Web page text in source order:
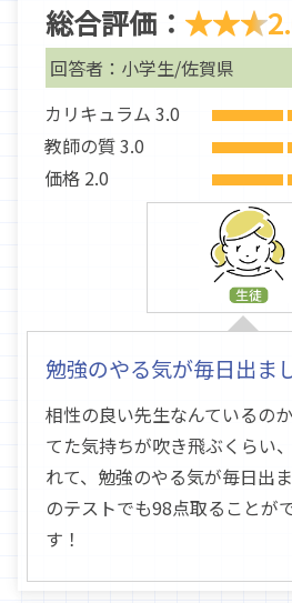
総合評価： ★★★
回答者：小学生/佐賀県
カリキュラム 3.0
教師の質 3.0
価格 2.0
勉強のやる気が毎日出ま
相性の良い先生なんているの
てた気持ちが吹き飛ぶくらい
れて、勉強のやる気が毎日出
のテストでも98点取ることが
す！